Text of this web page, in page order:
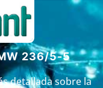
236/5-5
detallada sobre la